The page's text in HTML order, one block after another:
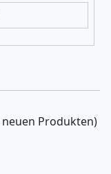
neuen Produkten)